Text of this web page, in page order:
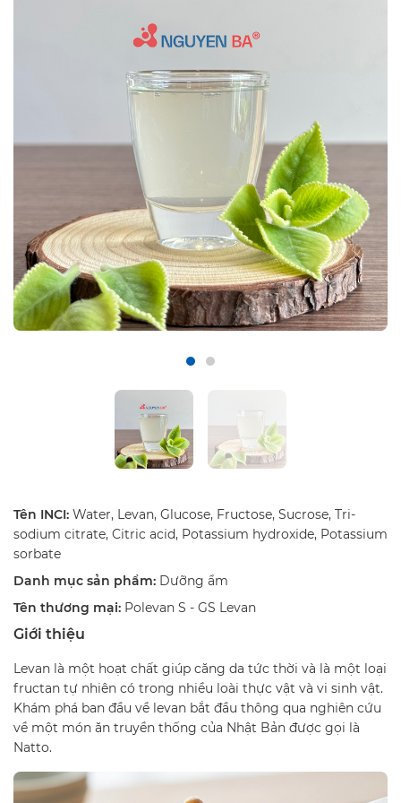
Tên INCI: Water, Levan, Glucose, Fructose, Sucrose, Tri-
sodium citrate, Citric acid, Potassium hydroxide, Potassium
sorbate
Danh mục sản phẩm: Dưỡng ẩm
Tên thương mại: Polevan S - GS Levan
Giới thiệu
Levan là một hoạt chất giúp căng da tức thời và là một loại
fructan tự nhiên có trong nhiều loài thực vật và vi sinh vật.
Khám phá ban đầu về levan bắt đầu thông qua nghiên cứu
về một món ăn truyền thống của Nhật Bản được gọi là
Natto.